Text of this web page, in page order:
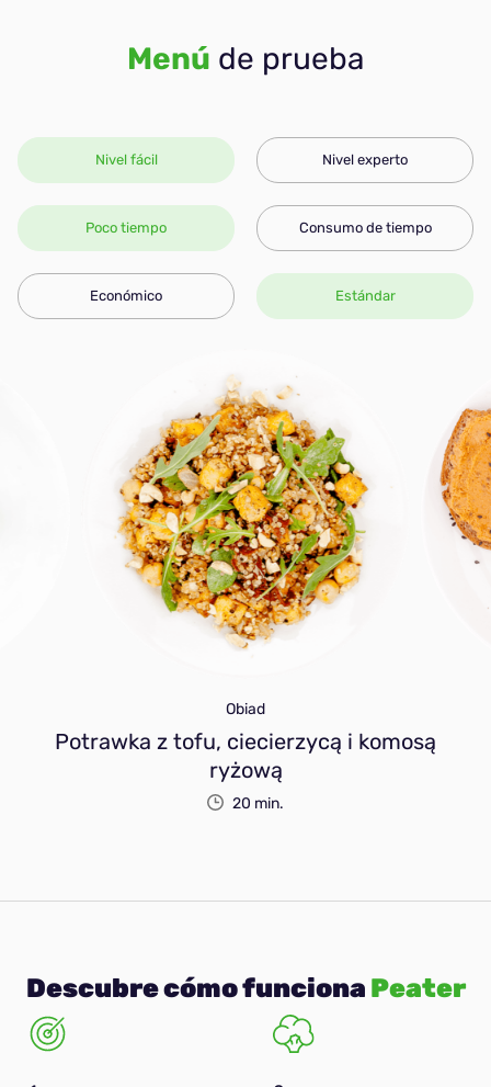
Menú de prueba
Nivel fácil Nivel experto
Poco tiempo Consumo de tiempo
Económico Estándar
Obiad
Potrawka z tofu, ciecierzycą i komosą
ryżową
20 min.
Descubre cómo funciona Peater